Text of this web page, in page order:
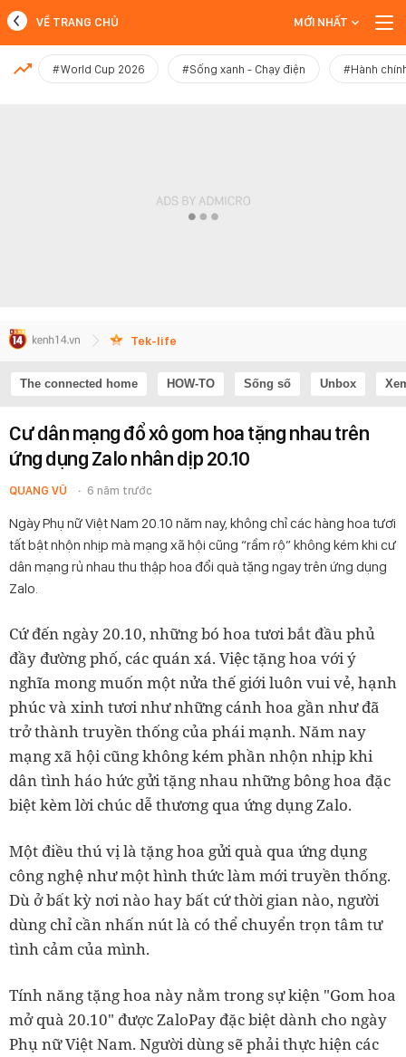
MỚI NHẤT
VỀ TRANG CHỦ MỚI NHẤT
#World Cup 2026 #Sống xanh - Chạy điện #Hành
Tek-life
The connected home HOW-TO Sống số Unbox
Cư dân mạng đổ xô gom hoa tặng nhau trên
ứng dụng Zalo nhân dịp 20.10
QUANG VŨ 6 năm trước
Ngày Phụ nữ Việt Nam 20.10 năm nay, không chỉ các hàng hoa tươi
tất bật nhộn nhịp mà mạng xã hội cũng “rầm rộ” không kém khi cư
dân mạng rủ nhau thu thập hoa đổi quà tặng ngay trên ứng dụng
Zalo.
Cứ đến ngày 20.10, những bó hoa tươi bắt đầu phủ
đầy đường phố, các quán xá. Việc tặng hoa với ý
nghĩa mong muốn một nửa thế giới luôn vui vẻ, hạnh
phúc và xinh tươi như những cánh hoa gần như đã
trở thành truyền thống của phái mạnh. Năm nay
mạng xã hội cũng không kém phần nhộn nhịp khi
dân tình háo hức gửi tặng nhau những bông hoa đặc
biệt kèm lời chúc dễ thương qua ứng dụng Zalo.
Một điều thú vị là tặng hoa gửi quà qua ứng dụng
công nghệ như một hình thức làm mới truyền thống.
Dù ở bất kỳ nơi nào hay bất cứ thời gian nào, người
dùng chỉ cần nhấn nút là có thể chuyển trọn tâm tư
tình cảm của mình.
Tính năng tặng hoa này nằm trong sự kiện "Gom hoa
mở quà 20.10" được ZaloPay đặc biệt dành cho ngày
Phụ nữ Việt Nam. Người dùng sẽ phải thực hiện các